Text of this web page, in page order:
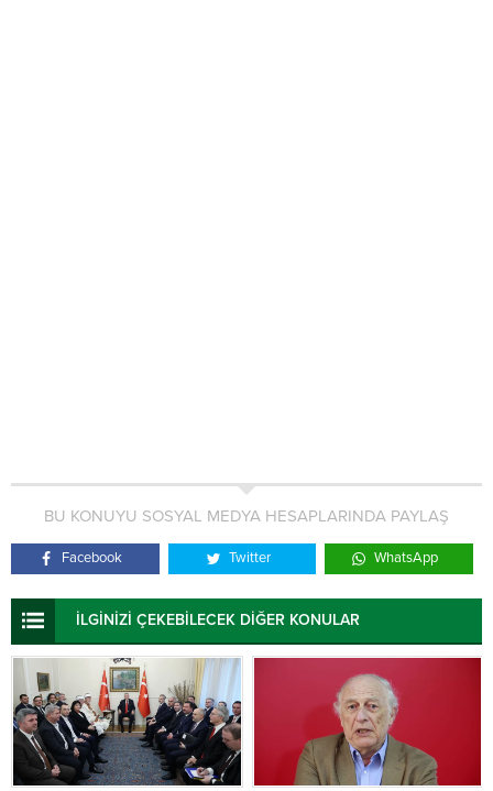
BU KONUYU SOSYAL MEDYA HESAPLARINDA PAYLAŞ
Facebook Twitter WhatsApp
İLGİNİZİ ÇEKEBİLECEK DİĞER KONULAR